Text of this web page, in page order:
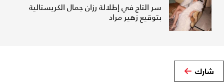
سر التاج في إطلالة رزان جمال الكريستالية
بتوقيع زهير مراد
شارك